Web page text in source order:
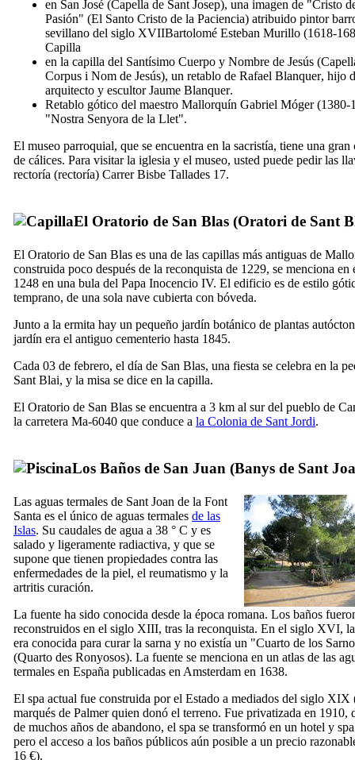
en San José (Capella de Sant Josep), una imagen de "Cristo
Pasión" (El Santo Cristo de la Paciencia) atribuido pintor
sevillano del siglo XVIIBartolomé Esteban Murillo (1618-
Capilla
en la capilla del Santísimo Cuerpo y Nombre de Jesús (
Corpus i Nom de Jesús), un retablo de Rafael Blanquer, hijo
arquitecto y escultorJaume Blanquer.
Retablo gótico del maestro Mallorquín Gabriel Móger(1380-
"Nostra Senyora de la Llet".
El museo parroquial, que se encuentra en la sacristía, tiene una gran
de cálices. Para visitar la iglesia y el museo, usted puede pedir las
rectoría (rectoría) Carrer Bisbe Tallades 17.
El Oratorio de San Blas (Oratori de Sant
El Oratorio de San Blas es una de las capillas más antiguas de
construida poco después de la reconquista de 1229, se menciona en
1248 en una bula del Papa Inocencio IV. El edificio es de estilo
temprano, de una sola nave cubierta con bóveda.
Junto a la ermita hay un pequeño jardín botánico de plantas
jardín era el antiguo cementerio hasta 1845.
Cada 03 de febrero, el día de San Blas, una fiesta se celebra en la
Sant Blai, y la misa se dice en la capilla.
El Oratorio de San Blas se encuentra a 3 km al sur del pueblo de
la carretera Ma-6040 que conduce a la Colonia de Sant Jordi.
Los Baños de San Juan (Banys de Sant
Las aguas termales de Sant Joan de la Font
Santa es el único de aguas termales de las
Islas. Su caudales de agua a 38 ° C y es
salado y ligeramente radiactiva, y que se
supone que tienen propiedades contra las
enfermedades de la piel, el reumatismo y la
artritis curación.
La fuente ha sido conocida desde la época romana. Los baños
reconstruidos en el siglo XIII, tras la reconquista. En el siglo XVI,
era conocida para curar la sarna y no existía un "Cuarto de los
(Quarto des Ronyosos). La fuente se menciona en un atlas de las
termales en España publicadas en Amsterdam en 1638.
El spa actual fue construida por el Estado a mediados del siglo XIX
marqués de Palmer quien donó el terreno. Fue privatizada en 1910,
de muchos años de abandono, el spa se transformó en un hotel y
pero el acceso a los baños públicos aún posible a un precio
16 €).